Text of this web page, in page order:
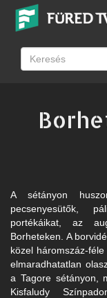
A sétányon
pecsenyesütők,
portékáikat, az
Borheteken. A
közel háromszáz-
elmaradhatatlan
a Tagore sétányon,
Kisfaludy